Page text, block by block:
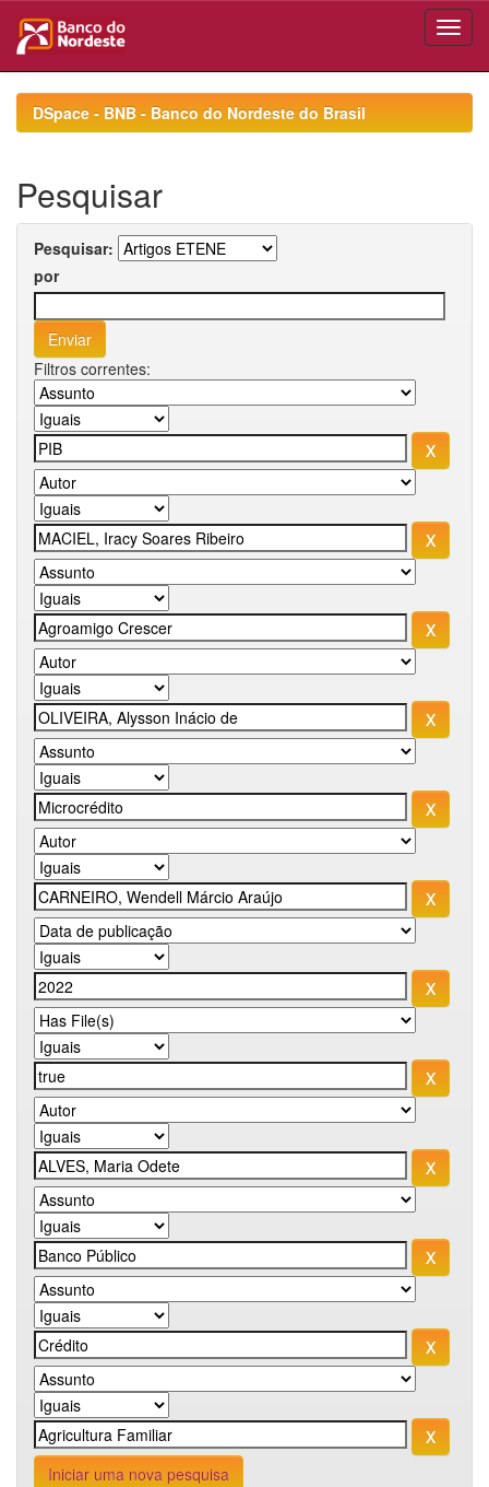
navigationDSpace - BNB - Banco do Nordeste do Brasil
Pesquisar
Pesquisar:
por
Filtros correntes:
Iniciar uma nova pesquisa